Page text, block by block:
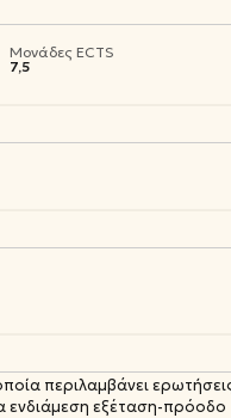
Μονάδες ECTS
7,5
περιλαμβάνει
ενδιάμεση εξέταση-πρόοδο